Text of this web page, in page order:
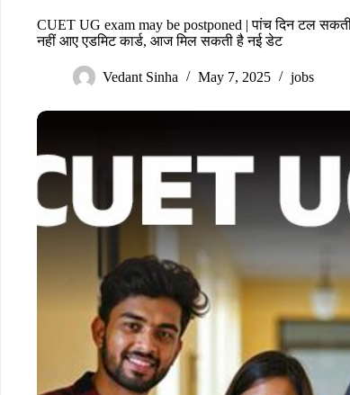
CUET UG exam may be postponed | पांच दिन टल
नहीं आए एडमिट कार्ड, आज मिल सकती है नई डेट
Vedant Sinha May 7, 2025 jobs